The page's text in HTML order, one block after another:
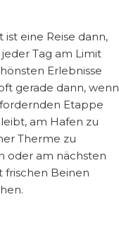
ist eine Reise dann,
Tag am Limit
Erlebnisse
gerade dann, wenn
Etappe
am Hafen zu
Therme zu
oder am nächsten
frischen Beinen